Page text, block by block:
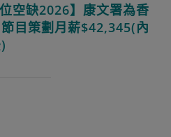
空缺2026】康文署為香
目策劃月薪$42,345(內